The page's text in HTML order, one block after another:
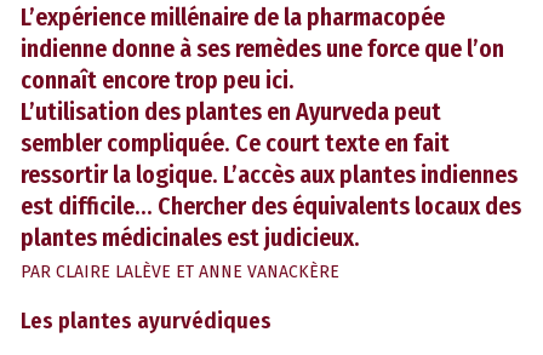
L’expérience millénaire de la pharmacopée
indienne donne à ses remèdes une force que l’on
connaît encore trop peu ici.
L’utilisation des plantes en Ayurveda peut
sembler compliquée. Ce court texte en fait
ressortir la logique. L’accès aux plantes indiennes
est difficile… Chercher des équivalents locaux des
plantes médicinales est judicieux.
PAR CLAIRE LALÈVE ET ANNE VANACKÈRE
Les plantes ayurvédiques